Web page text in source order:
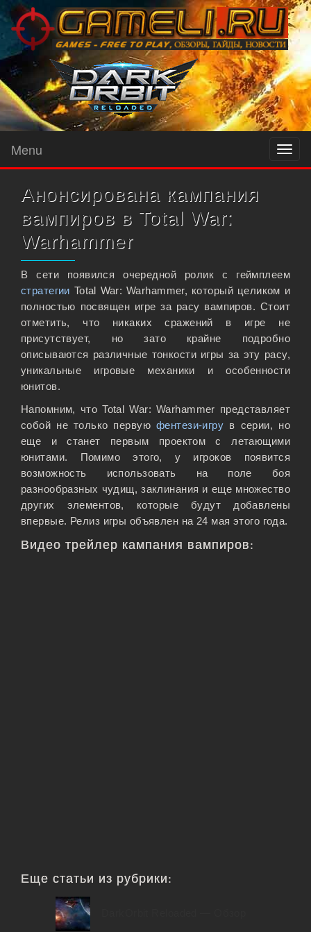
Menu
Анонсирована кампания
вампиров в Total War:
Warhammer
В сети появился очередной ролик с геймплеем
стратегии Total War: Warhammer, который целиком и
полностью посвящен игре за расу вампиров. Стоит
отметить, что никаких сражений в игре не
присутствует, но зато крайне подробно
описываются различные тонкости игры за эту расу,
уникальные игровые механики и особенности
юнитов.
Напомним, что Total War: Warhammer представляет
собой не только первуюфентези-игру в серии, но
еще и станет первым проектом с летающими
юнитами. Помимо этого, у игроков появится
возможность использовать на поле боя
разнообразных чудищ, заклинания и еще множество
других элементов, которые будут добавлены
впервые. Релиз игры объявлен на 24 мая этого года.
Видео трейлер кампания вампиров:
Еще статьи из рубрики: